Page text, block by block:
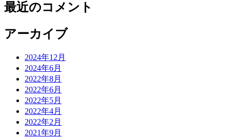
最近のコメント
アーカイブ
2024年12月
2024年6月
2022年8月
2022年6月
2022年5月
2022年4月
2022年2月
2021年9月